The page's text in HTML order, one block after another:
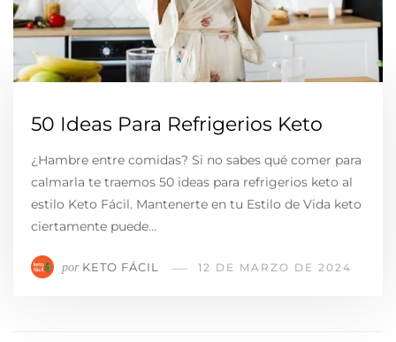
50 Ideas Para Refrigerios Keto
¿Hambre entre comidas? Si no sabes qué comer para
calmarla te traemos 50 ideas para refrigerios keto al
estilo Keto Fácil. Mantenerte en tu Estilo de Vida keto
ciertamente puede…
por KETO FÁCIL 12 DE MARZO DE 2024